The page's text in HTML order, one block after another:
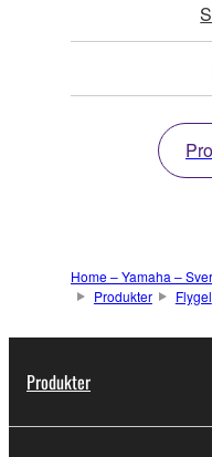
Home – Yamaha –
Produkter
Flygel
Produkter